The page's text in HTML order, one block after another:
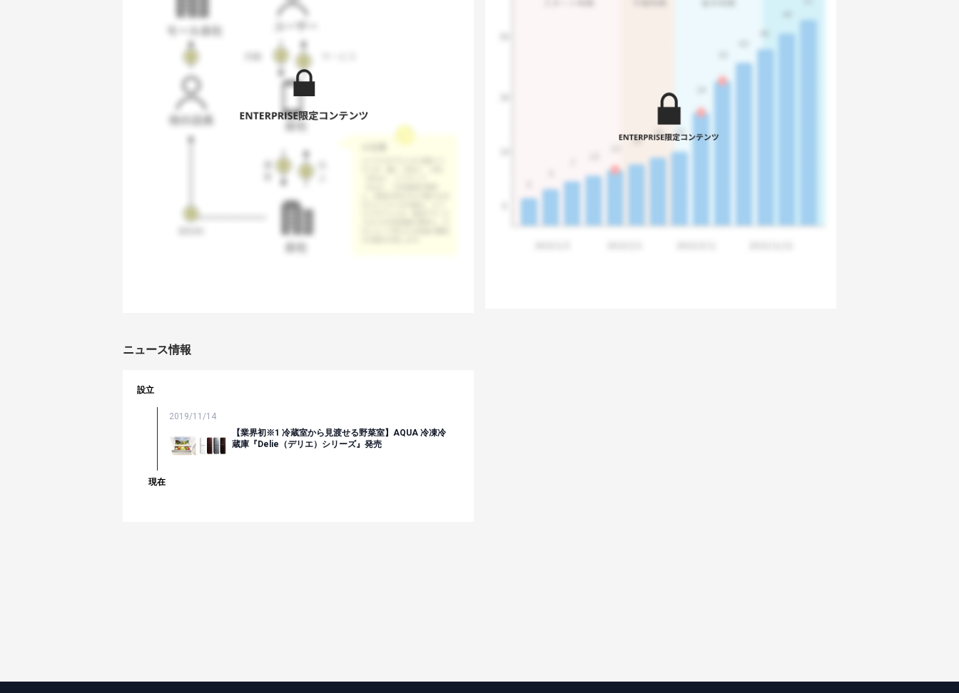
ニュース情報
設立
2019/11/14
【業界初※1 冷蔵室から見渡せる野菜室】AQUA 冷凍冷
蔵庫『Delie（デリエ）シリーズ』発売
現在